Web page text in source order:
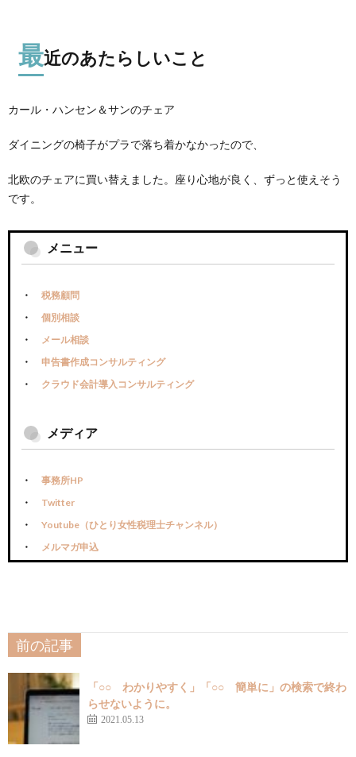
最近のあたらしいこと
カール・ハンセン＆サンのチェア
ダイニングの椅子がプラで落ち着かなかったので、
北欧のチェアに買い替えました。座り心地が良く、ずっと使えそう
です。
メニュー
税務顧問
個別相談
メール相談
申告書作成コンサルティング
クラウド会計導入コンサルティング
メディア
事務所HP
Twitter
Youtube（ひとり女性税理士チャンネル）
メルマガ申込
前の記事
「○○ わかりやすく」「○○ 簡単に」の検索で終わ
らせないように。
2021.05.13